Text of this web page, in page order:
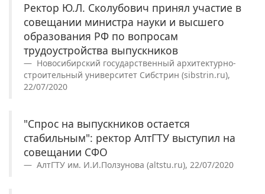
Ректор Ю.Л. Сколубович принял участие в
совещании министра науки и высшего
образования РФ по вопросам
трудоустройства выпускников
Новосибирский государственный архитектурно-
строительный университет Сибстрин (sibstrin.ru),
22/07/2020
"Спрос на выпускников остается
стабильным": ректор АлтГТУ выступил на
совещании СФО
АлтГТУ им. И.И.Ползунова (altstu.ru), 22/07/2020